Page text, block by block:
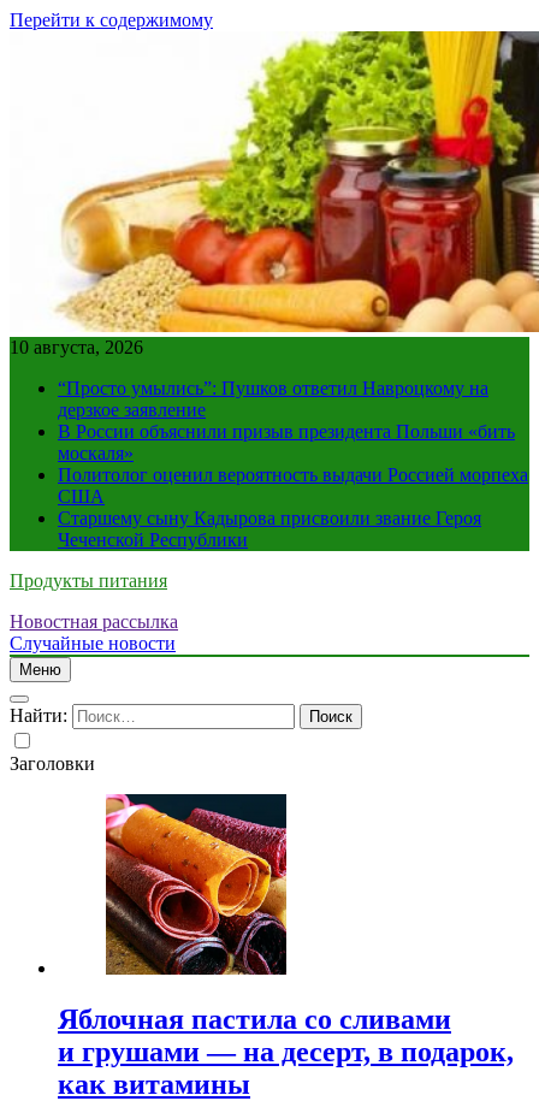
Перейти к содержимому
10 августа, 2026
“Просто умылись”: Пушков ответил Навроцкому на
дерзкое заявление
В России объяснили призыв президента Польши «бить
москаля»
Политолог оценил вероятность выдачи Россией морпеха
США
Старшему сыну Кадырова присвоили звание Героя
Чеченской Республики
Продукты питания
Новостная рассылка
Случайные новости
Меню
Найти:
Заголовки
Яблочная пастила со сливами
и грушами — на десерт, в подарок,
как витамины